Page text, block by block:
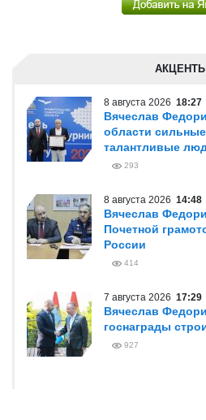
АКЦЕНТЫ
8 августа 2026 18:27
Вячеслав
области
талантливые
293
8 августа 2026 14:48
Вячеслав
Почетной
России
414
7 августа 2026 17:29
Вячеслав
госнаграды
927